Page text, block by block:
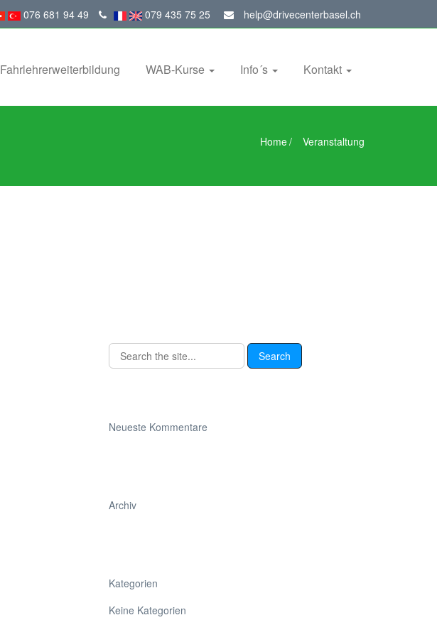
076 681 94 49 079 435 75 25 help@drivecenterbasel.ch
Fahrlehrerweiterbildung WAB-Kurse Info´s Kontakt
Home/ Veranstaltung
Neueste Kommentare
Archiv
Kategorien
Keine Kategorien